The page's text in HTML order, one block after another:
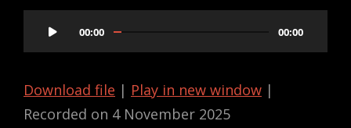
00:00 00:00
Download file | Play in new window |
Recorded on 4 November 2025